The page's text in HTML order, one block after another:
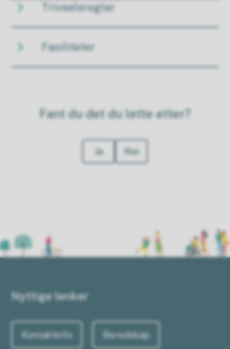
Trivselsregler
Fasiliteter
Fant du det du lette etter?
Ja Nei
Nyttige lenker
Kontaktinfo Beredskap